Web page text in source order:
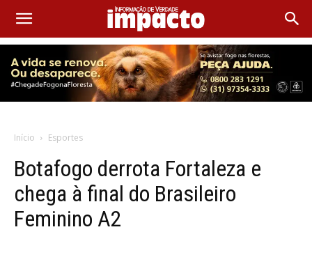
Início Esportes
Botafogo derrota Fortaleza e
chega à final do Brasileiro
Feminino A2